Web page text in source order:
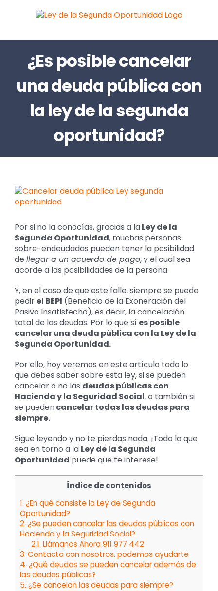
¿Es posible cancelar
una deuda pública con
la ley de la segunda
oportunidad?
Ver
imagen
grande
Por si no la conocías, gracias a laLey de la
Segunda Oportunidad, muchas personas
sobre-endeudadas pueden tener la posibilidad
de llegar a un acuerdo de pago, y el cual sea
acorde a las posibilidades de la persona.
Y, en el caso de que este falle, siempre se puede
pedir el BEPI (Beneficio de la Exoneración del
Pasivo Insatisfecho), es decir, la cancelación
total de las deudas. Por lo que sí es posible
cancelar una deuda pública con la Ley de la
Segunda Oportunidad.
Por ello, hoy veremos en este artículo todo lo
que debes saber sobre esta ley, si se pueden
cancelar o no las deudas públicas con
Hacienda y la Seguridad Social, o también si
se puedencancelar todas las deudas para
siempre.
Sigue leyendo y no te pierdas nada. ¡Todo lo que
sea en torno a la Ley de la Segunda
Oportunidad puede que te interese!
Índice de contenidos
1. ¿En qué consiste la Ley de Segunda
Oportunidad?
2. ¿Se pueden cancelar las deudas públicas con
Hacienda y la Seguridad Social?
2.1. Llámanos Ahora 911 977 442
3. Contacta con nosotros. podemos ayudarte
4. ¿Qué deudas se pueden cancelar además de
las deudas públicas?
5. ¿Se cancelan las deudas para siempre?